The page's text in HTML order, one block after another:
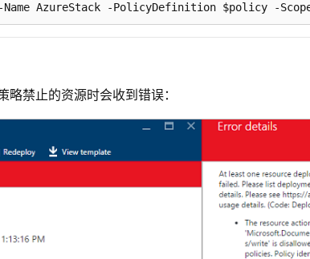
禁止的资源时会收到错误：